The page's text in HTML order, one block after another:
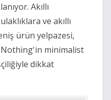
Akıllı
ve akıllı
ürün yelpazesi,
Nothing'in minimalist
dikkat